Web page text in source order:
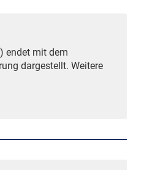
endet mit dem
dargestellt. Weitere